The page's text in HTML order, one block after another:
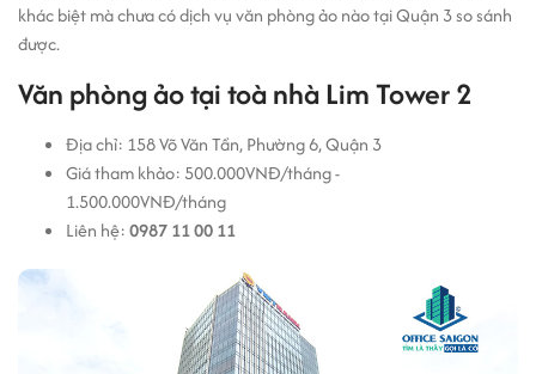
khác biệt mà chưa có dịch vụ văn phòng ảo nào tại Quận 3 so sánh
được.
Văn phòng ảo tại toà nhà Lim Tower 2
Địa chỉ: 158 Võ Văn Tần, Phường 6, Quận 3
Giá tham khảo: 500.000VNĐ/tháng -
1.500.000VNĐ/tháng
Liên hệ:0987 11 00 11